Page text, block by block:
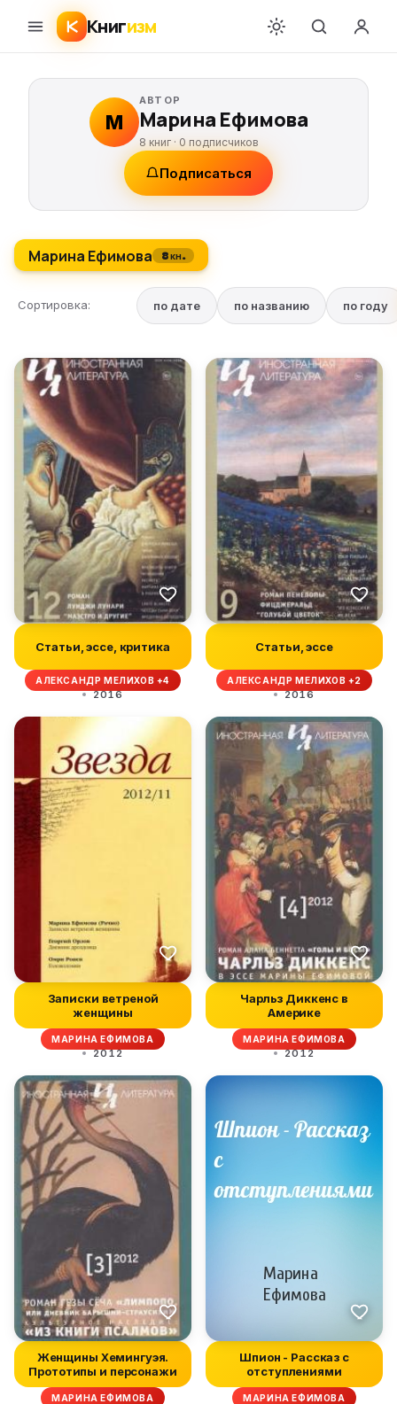
Книгизм
М
АВТОР
Марина Ефимова
8 книг · 0 подписчиков
Подписаться
Марина Ефимова 8 кн.
Сортировка: по дате по названию по году
Статьи, эссе, критика
АЛЕКСАНДР МЕЛИХОВ +4
2016
Статьи, эссе
АЛЕКСАНДР МЕЛИХОВ +2
2016
Записки ветреной
женщины
МАРИНА ЕФИМОВА
2012
Чарльз Диккенс в
Америке
МАРИНА ЕФИМОВА
2012
Женщины Хемингуэя.
Прототипы и персонажи
МАРИНА ЕФИМОВА
Шпион - Рассказ с
отступлениями
МАРИНА ЕФИМОВА